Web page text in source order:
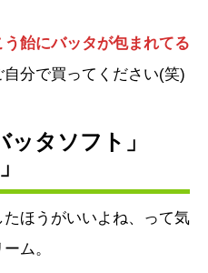
う飴にバッタが包まれてる
分で買ってください(笑)
タソフト」
ほうがいいよね、って気
ム。